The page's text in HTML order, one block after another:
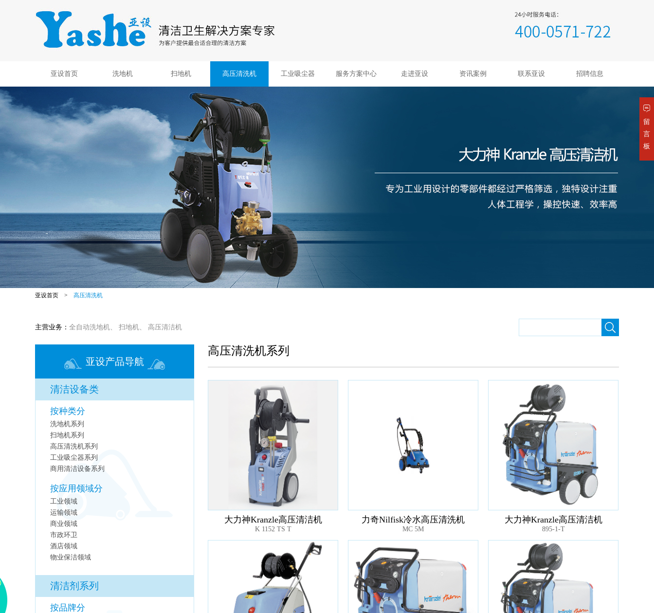
亚设首页 洗地机 扫地机 高压清洗机 工业吸尘器 服务方案中心 走进亚设 资讯案例 联系亚设 招聘信息
亚设首页 > 高压清洗机
主营业务： 全自动洗地机、 扫地机、 高压清洁机
亚设产品导航
清洁设备类
按种类分
洗地机系列
扫地机系列
高压清洗机系列
工业吸尘器系列
商用清洁设备系列
按应用领域分
工业领域
运输领域
商业领域
市政环卫
酒店领域
物业保洁领域
清洁剂系列
按品牌分
高压清洗机系列
大力神Kranzle高压清洁机
K 1152 TS T
力奇Nilfisk冷水高压清洗机
MC 5M
大力神Kranzle高压清洁机
895-1-T
留
言
板